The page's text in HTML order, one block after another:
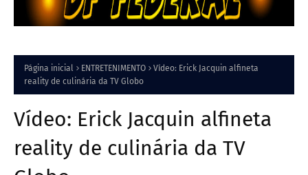
Página inicial ENTRETENIMENTO
Vídeo: Erick Jacquin alfineta
reality de culinária da TV Globo
Vídeo: Erick Jacquin alfineta
reality de culinária da TV